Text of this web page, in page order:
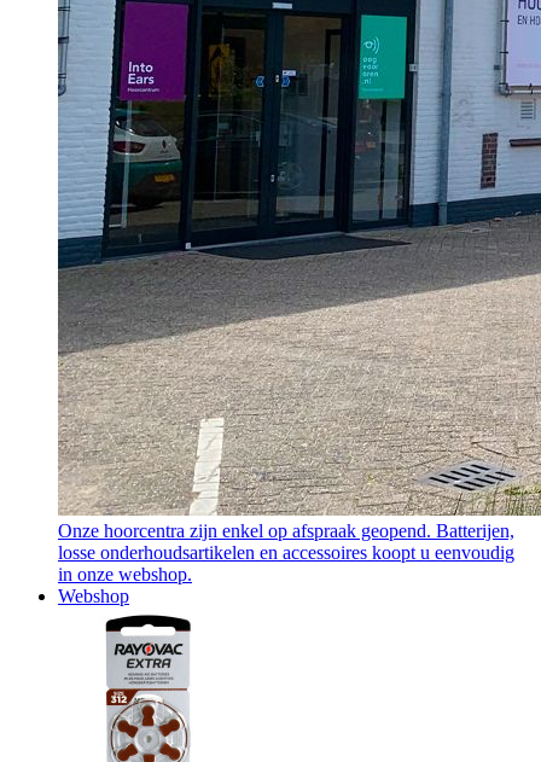
Onze hoorcentra zijn enkel op afspraak geopend. Batterijen,
losse onderhoudsartikelen en accessoires koopt u eenvoudig
in onze webshop.
Webshop